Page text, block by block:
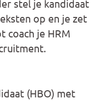
stel je kandidaat
op en je zet
coach je HRM
(HBO) met